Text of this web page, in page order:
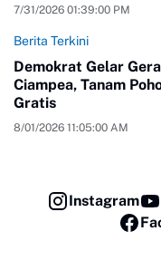
7/31/2026 01:39:00 PM
Berita Terkini
Demokrat Gelar
Ciampea, Tanam
Gratis
8/01/2026 11:05:00 AM
Instagram